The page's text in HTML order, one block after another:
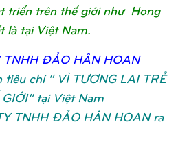
triển trên thế giới như Hong
là tại Việt Nam.
TNHH ĐẢO HÂN HOAN
tiêu chí “ VÌ TƯƠNG LAI TRẺ
tại Việt Nam
TNHH ĐẢO HÂN HOAN ra